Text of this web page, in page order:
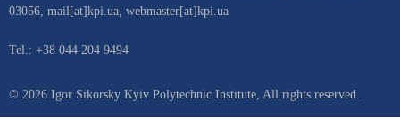
03056, mail[at]kpi.ua, webmaster[at]kpi.ua
Tel.: +38 044 204 9494
© 2026 Igor Sikorsky Kyiv Polytechnic Institute, All rights reserved.